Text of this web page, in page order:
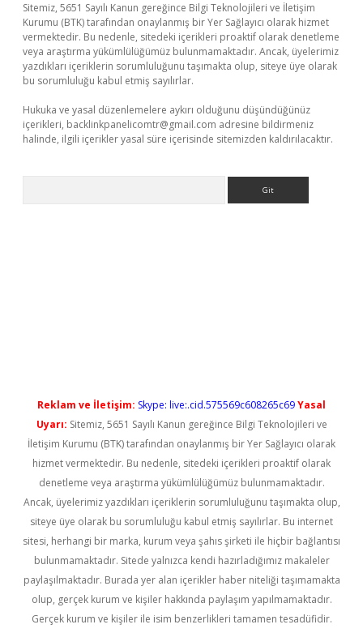
Sitemiz, 5651 Sayılı Kanun gereğince Bilgi Teknolojileri ve İletişim
Kurumu (BTK) tarafından onaylanmış bir Yer Sağlayıcı olarak hizmet
vermektedir. Bu nedenle, sitedeki içerikleri proaktif olarak denetleme
veya araştırma yükümlülüğümüz bulunmamaktadır. Ancak, üyelerimiz
yazdıkları içeriklerin sorumluluğunu taşımakta olup, siteye üye olarak
bu sorumluluğu kabul etmiş sayılırlar.
Hukuka ve yasal düzenlemelere aykırı olduğunu düşündüğünüz
içerikleri, backlinkpanelicomtr@gmail.com adresine bildirmeniz
halinde, ilgili içerikler yasal süre içerisinde sitemizden kaldırılacaktır.
Reklam ve İletişim: Skype: live:.cid.575569c608265c69Yasal
Uyarı: Sitemiz, 5651 Sayılı Kanun gereğince Bilgi Teknolojileri ve
İletişim Kurumu (BTK) tarafından onaylanmış bir Yer Sağlayıcı olarak
hizmet vermektedir. Bu nedenle, sitedeki içerikleri proaktif olarak
denetleme veya araştırma yükümlülüğümüz bulunmamaktadır.
Ancak, üyelerimiz yazdıkları içeriklerin sorumluluğunu taşımakta olup,
siteye üye olarak bu sorumluluğu kabul etmiş sayılırlar. Bu internet
sitesi, herhangi bir marka, kurum veya şahıs şirketi ile hiçbir bağlantısı
bulunmamaktadır. Sitede yalnızca kendi hazırladığımız makaleler
paylaşılmaktadır. Burada yer alan içerikler haber niteliği taşımamakta
olup, gerçek kurum ve kişiler hakkında paylaşım yapılmamaktadır.
Gerçek kurum ve kişiler ile isim benzerlikleri tamamen tesadüfidir.